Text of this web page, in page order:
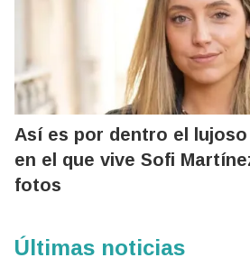
Así es por dentro el
en el que vive Sofi
fotos
Últimas noticias